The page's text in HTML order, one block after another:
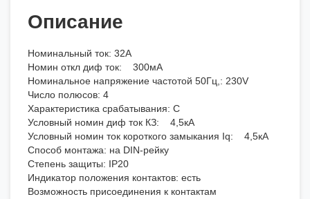
Описание
Номинальный ток: 32А
Номин откл диф ток: 300мА
Номинальное напряжение частотой 50Гц,: 230V
Число полюсов: 4
Характеристика срабатывания: С
Условный номин диф ток КЗ: 4,5кА
Условный номин ток короткого замыкания Iq: 4,5кА
Способ монтажа: на DIN-рейку
Степень защиты: IP20
Индикатор положения контактов: есть
Возможность присоединения к контактам